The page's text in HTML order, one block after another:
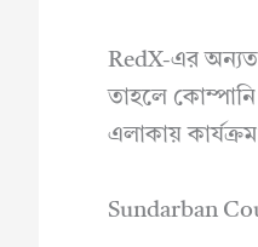
RedX-এর
তাহলে কোম্পানি
এলাকায়
Sundarban